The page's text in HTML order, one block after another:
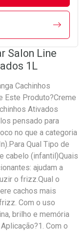
Salon Line
1L
Cachinhos
Este Produto?Creme
Ativados
pensado para
no que a categoria
Qual Tipo de
cabelo (infantil)Quais
ajudam a
o frizz.Qual o
cachos mais
Com o uso
brilho e memória
Com o